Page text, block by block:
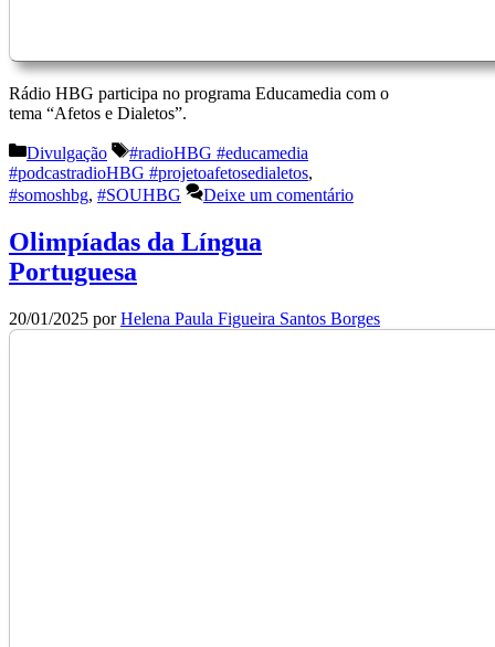
Rádio HBG participa no programa Educamedia com o
tema “Afetos e Dialetos”.
Categorias
Divulgação Etiquetas
#radioHBG #educamedia
#podcastradioHBG #projetoafetosedialetos,
#somoshbg, #SOUHBG Deixe um comentário
Olimpíadas da Língua
Portuguesa
20/01/2025 porHelena Paula Figueira Santos Borges